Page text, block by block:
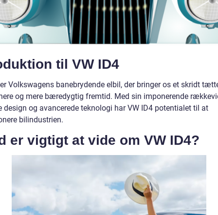
til VW ID4
Volkswagens banebrydende elbil, der bringer os et skridt
og mere bæredygtig fremtid. Med sin imponerende
design og avancerede teknologi har VW ID4 potentialet til at
bilindustrien.
er vigtigt at vide om VW ID4?